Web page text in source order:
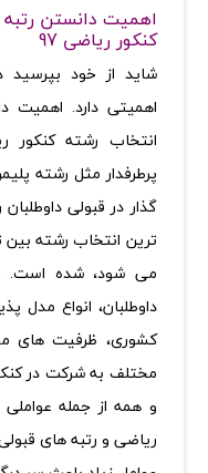
اهمیت دانستن
کنکور ریاضی 97
شاید از خود بپرسید
اهمیتی دارد. اهمیت
انتخاب رشته
پرطرفدار مثل رشته
گذار در قبولی
ترین انتخاب رشته بین
می شود، شده است.
داوطلبان، انواع مدل
کشوری، ظرفیت های
مختلف به شرکت در
و همه از جمله
ریاضی و رتبه های